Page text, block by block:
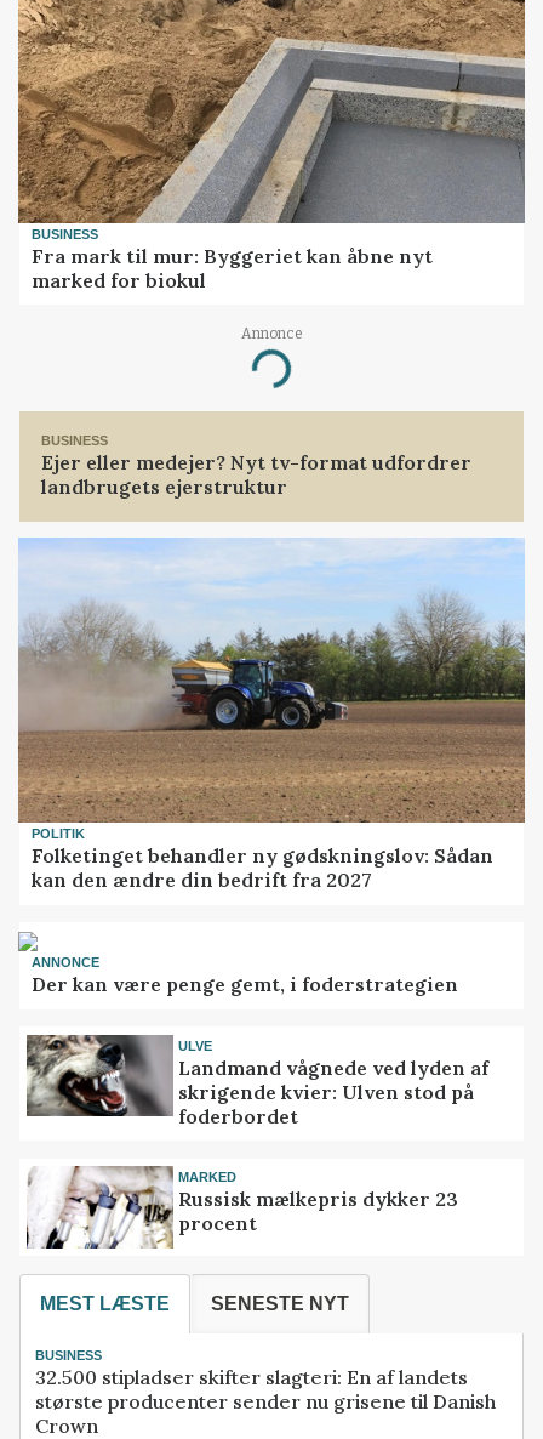
BUSINESS
Fra mark til mur: Byggeriet kan åbne nyt
marked for biokul
Annonce
Loading...
BUSINESS
Ejer eller medejer? Nyt tv-format udfordrer
landbrugets ejerstruktur
POLITIK
Folketinget behandler ny gødskningslov: Sådan
kan den ændre din bedrift fra 2027
ANNONCE
Der kan være penge gemt, i foderstrategien
ULVE
Landmand vågnede ved lyden af
skrigende kvier: Ulven stod på
foderbordet
MARKED
Russisk mælkepris dykker 23
procent
MEST LÆSTE SENESTE NYT
BUSINESS
32.500 stipladser skifter slagteri: En af landets
største producenter sender nu grisene til Danish
Crown